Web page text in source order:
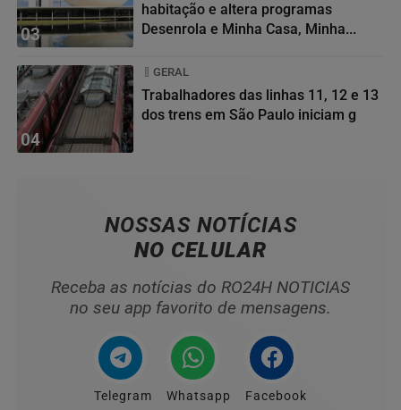
03
habitação e altera programas
Desenrola e Minha Casa, Minha...
04
GERAL
Trabalhadores das linhas 11, 12 e 13
dos trens em São Paulo iniciam g
NOSSAS NOTÍCIAS
NO CELULAR
Receba as notícias do RO24H NOTICIAS
no seu app favorito de mensagens.
Telegram Whatsapp Facebook